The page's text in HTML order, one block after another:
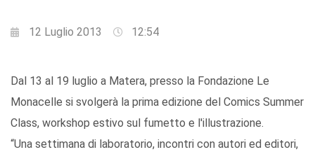
12 Luglio 2013 12:54
Dal 13 al 19 luglio a Matera, presso la Fondazione Le
Monacelle si svolgerà la prima edizione del Comics Summer
Class, workshop estivo sul fumetto e l'illustrazione.
“Una settimana di laboratorio, incontri con autori ed editori,